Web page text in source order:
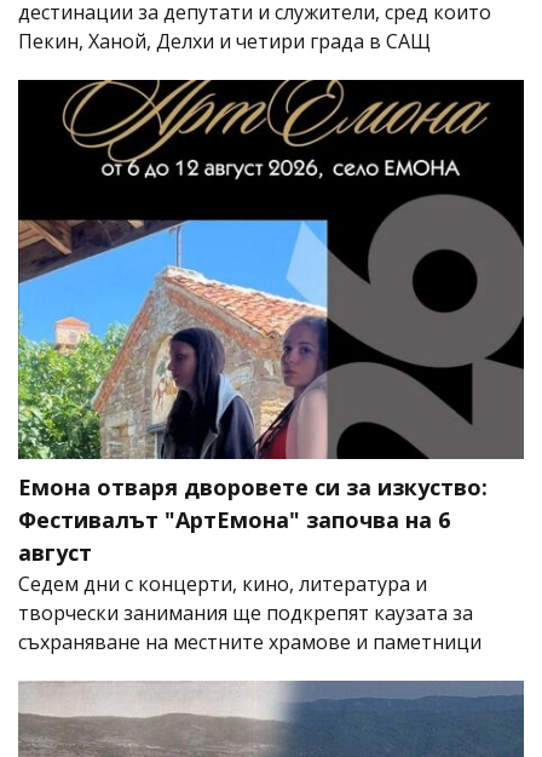
дестинации за депутати и служители, сред които
Пекин, Ханой, Делхи и четири града в САЩ
Емона отваря дворовете си за изкуство:
Фестивалът "АртЕмона" започва на 6
август
Седем дни с концерти, кино, литература и
творчески занимания ще подкрепят каузата за
съхраняване на местните храмове и паметници